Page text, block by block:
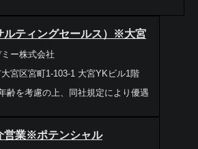
ルティングセールス）※大宮
ー株式会社
宮区宮町1-103-1 大宮YKビル1階
齢を考慮の上、同社規定により優遇
営業※ポテンシャル